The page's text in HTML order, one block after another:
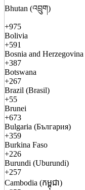
Bhutan (འབྲུག)
+975
Bolivia
+591
Bosnia and Herzegovina
+387
Botswana
+267
Brazil (Brasil)
+55
Brunei
+673
Bulgaria (България)
+359
Burkina Faso
+226
Burundi (Uburundi)
+257
Cambodia (កម្ពុជា)